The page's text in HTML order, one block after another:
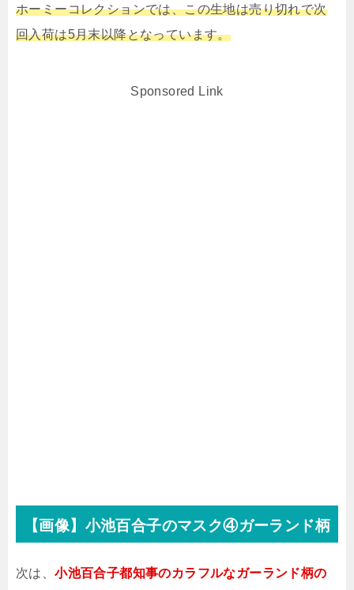
ホーミーコレクションでは、この生地は売り切れで次
回入荷は5月末以降となっています。
Sponsored Link
【画像】小池百合子のマスク④ガーランド柄
次は、小池百合子都知事のカラフルなガーランド柄の